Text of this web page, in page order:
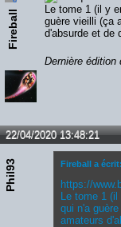
Fireball
Le tome 1 (il y
guère vieilli (ça
d'absurde et de
Dernière édition
22/04/2020 13:48:21
Phil93 Fireball a écrit:
https://
Le tome 1
qui n'a
amateurs